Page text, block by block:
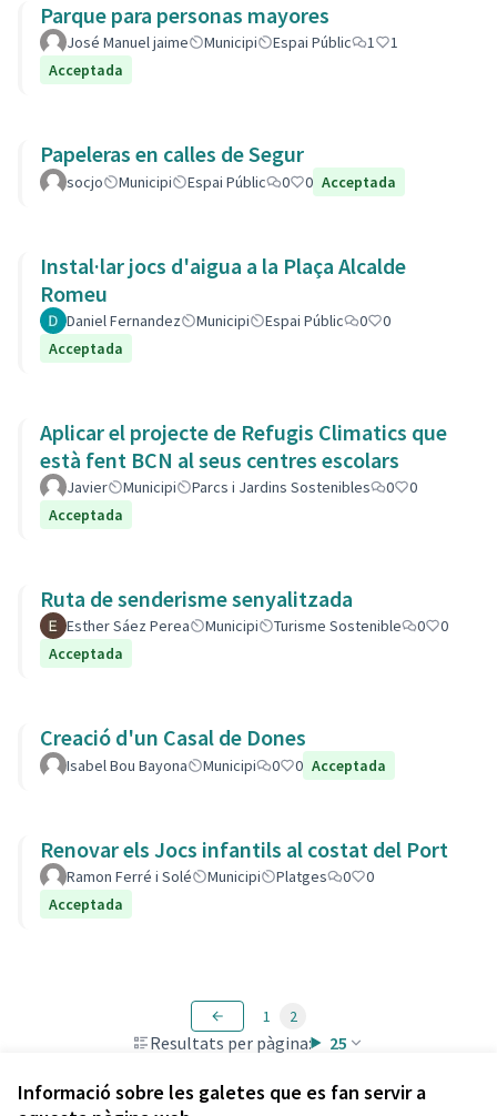
Informació sobre les galetes que es fan servir a
Parque para personas mayores
José Manuel jaime Municipi Espai Públic 1
1
Acceptada
Papeleras en calles de Segur
socjo Municipi Espai Públic 0 0 Acceptada
Instal·lar jocs d'aigua a la Plaça Alcalde
Romeu
Daniel Fernandez Municipi Espai Públic 0
0
Acceptada
Aplicar el projecte de Refugis Climatics que
està fent BCN al seus centres escolars
Javier Municipi Parcs i Jardins Sostenibles 0
0
Acceptada
Ruta de senderisme senyalitzada
Esther Sáez Perea Municipi Turisme Sostenible 0
0
Acceptada
Creació d'un Casal de Dones
Isabel Bou Bayona Municipi 0 0 Acceptada
Renovar els Jocs infantils al costat del Port
Ramon Ferré i Solé Municipi Platges 0
0
Acceptada
Resultats per pàgina: 25
1 2